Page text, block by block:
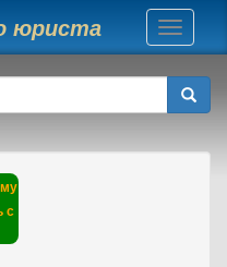
юриста
Toggle
с